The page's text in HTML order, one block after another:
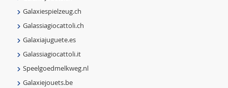
Galaxiespielzeug.ch
Galassiagiocattoli.ch
Galaxiajuguete.es
Galassiagiocattoli.it
Speelgoedmelkweg.nl
Galaxiejouets.be